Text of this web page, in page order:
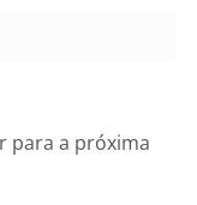
para a próxima